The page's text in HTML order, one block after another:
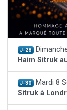
J-28
Haim Sitruk
J-30 Mardi 8
Sitruk à